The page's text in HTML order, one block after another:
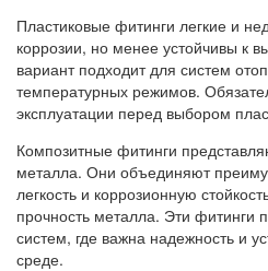
Пластиковые фитинги легкие и
коррозии, но менее устойчивы к
вариант подходит для систем
температурных режимов.
эксплуатации перед выбором
Композитные фитинги
металла. Они объединяют
легкость и коррозионную
прочность металла. Эти фитинги
систем, где важна надежность и
среде.